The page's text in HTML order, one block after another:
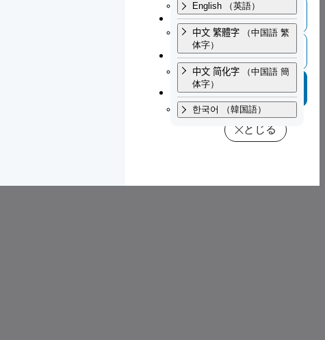
English （英語）
中文 繁體字
体字）
中文 简化字
体字）
한국어 （韓国語）
サイトマップ
お問い合わせ
寄附・ご支援
とじる